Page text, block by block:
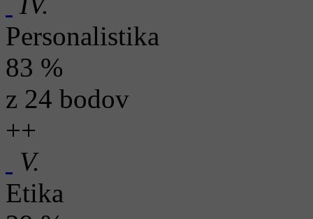
Personalistika
83 %
z 24 bodov
++
V.
Etika